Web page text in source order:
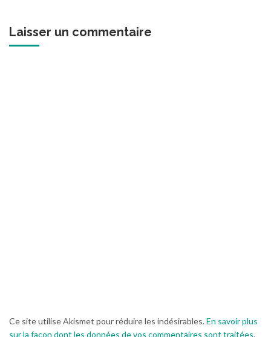
Laisser un commentaire
Ce site utilise Akismet pour réduire les indésirables.En savoir plus
sur la façon dont les données de vos commentaires sont traitées.